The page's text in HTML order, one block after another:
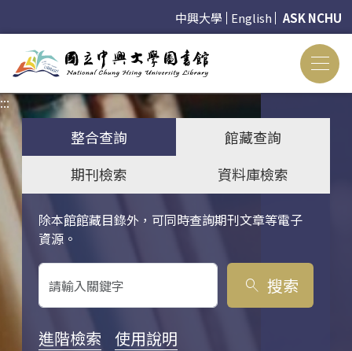
中興大學 English ASK NCHU
:::
整合查詢
館藏查詢
期刊檢索
資料庫檢索
除本館館藏目錄外，可同時查詢期刊文章等電子
資源。
關鍵字搜尋
search 搜索
進階檢索 使用說明